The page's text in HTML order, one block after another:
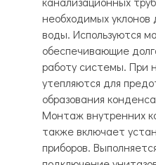
необходимых уклонов
воды. Используются
обеспечивающие
работу системы. При
утепляются для
образования
Монтаж внутренних
также включает
приборов.